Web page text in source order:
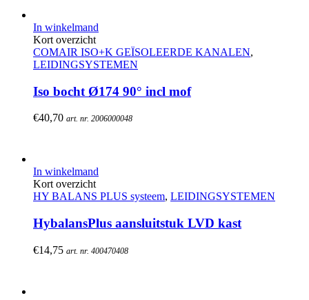
In winkelmand
Kort overzicht
COMAIR ISO+K GEÏSOLEERDE KANALEN,
LEIDINGSYSTEMEN
Iso bocht Ø174 90° incl mof
€40,70 art. nr. 2006000048
In winkelmand
Kort overzicht
HY BALANS PLUS systeem, LEIDINGSYSTEMEN
HybalansPlus aansluitstuk LVD kast
€14,75 art. nr. 400470408